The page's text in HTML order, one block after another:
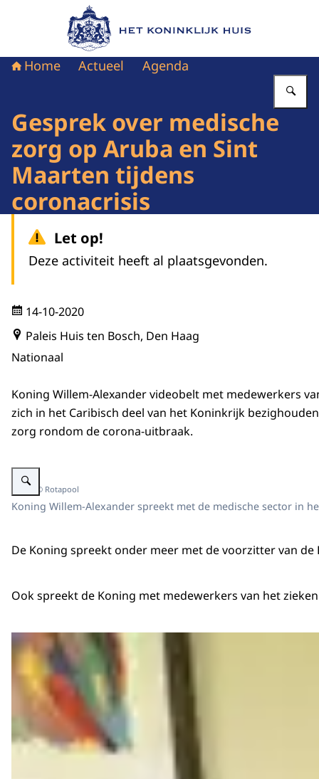
Naar de homepage van Het Koninklijk Huis
Home Actueel Agenda
Gesprek over medische
zorg op Aruba en Sint
Maarten tijdens
coronacrisis
Let op!
Deze activiteit heeft al plaatsgevonden.
14-10-2020
Paleis Huis ten Bosch, Den Haag
Nationaal
Koning Willem-Alexander videobelt met medewerkers
zich in het Caribisch deel van het Koninkrijk
zorg rondom de corona-uitbraak.
Vergroot afbeelding Koning videobelt per tablet.
Beeld: © Rotapool
Koning Willem-Alexander spreekt met de medische sector in
De Koning spreekt onder meer met de voorzitter van
Ook spreekt de Koning met medewerkers van het